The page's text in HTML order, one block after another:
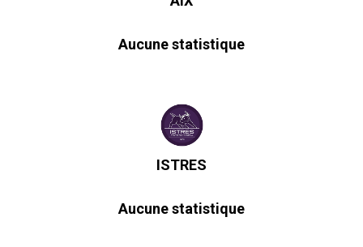
Aucune statistique
ISTRES
Aucune statistique